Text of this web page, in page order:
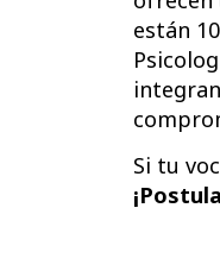
están
Si tu